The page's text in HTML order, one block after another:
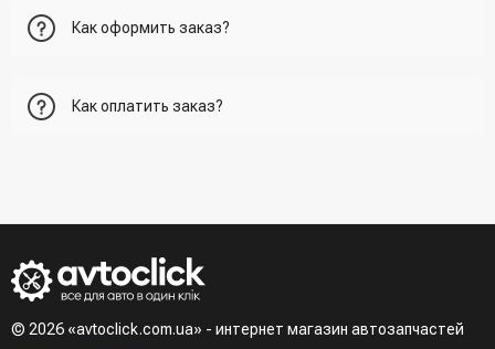
Как оформить заказ?
корзину и указать всю необходимую информацию о
наберет менеджер для подтверждения и уточнения данных.
Третий вариант - сделать заказ по телефонном режиме
при разговоре с менеджером
Четвертый вариант - заказать через доступные
Как оплатить заказ?
- LiqPay при оформлении заказа через корзину
© 2026 «avtoclick.com.ua» - интернет магазин автозапчастей